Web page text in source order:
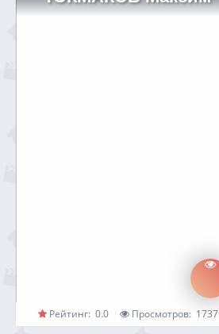
Рейтинг: 0.0 Просмотров: 1737